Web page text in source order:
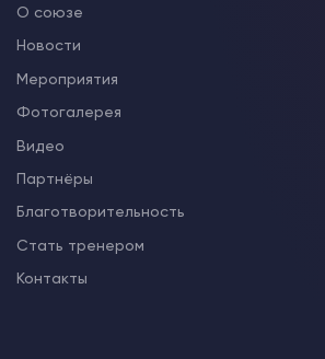
О союзе
Новости
Мероприятия
Фотогалерея
Видео
Партнёры
Благотворительность
Стать тренером
Контакты